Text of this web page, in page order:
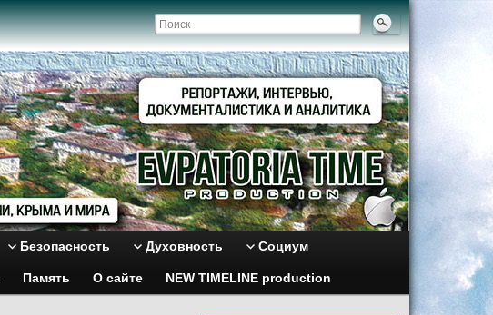
Безопасность Духовность Социум
Память О сайте NEW TIMELINE production